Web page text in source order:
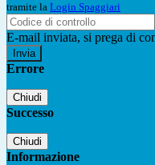
tramite la Login Spaggiari
E-mail inviata, si prega di
Errore
Chiudi
Successo
Chiudi
Informazione